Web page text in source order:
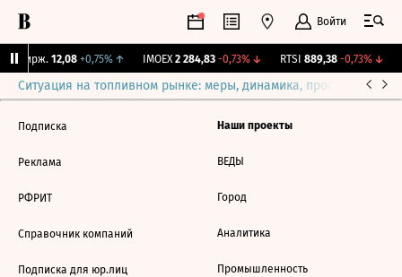
Войти
Бирж. 12,08 +0,75%↑ IMOEX 2 284,83 -0,73%↓ RTSI 889,38 -0,73%↓
Ситуация на топливном рынке: меры, динамика, прогнозы
Подписка
Реклама
РФРИТ
Справочник компаний
Подписка для юр.лиц
Наши проекты
ВЕДЫ
Город
Аналитика
Промышленность